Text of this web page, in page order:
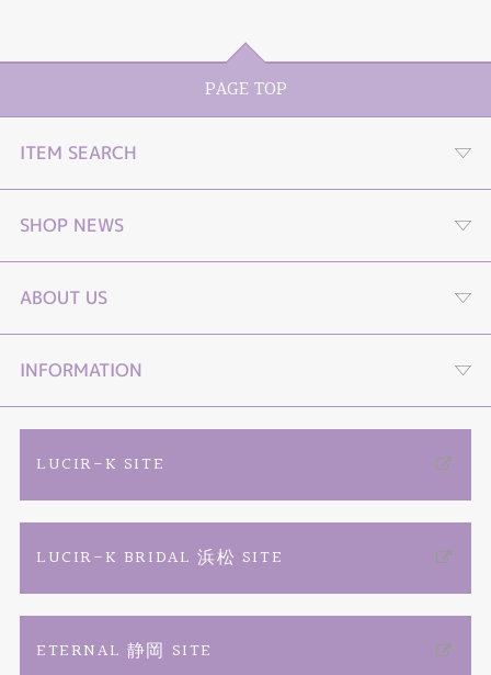
PAGE TOP
ITEM SEARCH
婚約指輪
結婚指輪
セットリング
エタニティーリング
婚約ネックレス
リフォーム
結婚記念日ジュエリー
SHOP NEWS
プロポーズストーリームービー
プロポーズLP
オンライン接客
動画コンテンツ
商品一覧
ABOUT US
４つの選べる購入プラン
店舗情報・会社概要
TIARAフェア総合
INFORMATION
特定商取引に関する表記
LUCIR-K SITE
LUCIR-K BRIDAL 浜松 SITE
ETERNAL 静岡 SITE